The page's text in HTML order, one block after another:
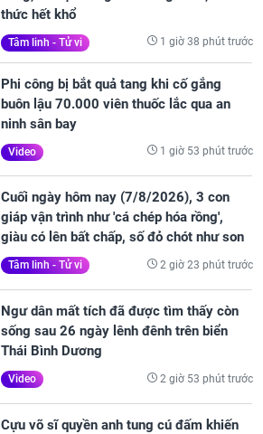
thức hết khổ
Tâm linh - Tử vi 1 giờ 38 phút trước
Phi công bị bắt quả tang khi cố gắng
buôn lậu 70.000 viên thuốc lắc qua an
ninh sân bay
Video 1 giờ 53 phút trước
Cuối ngày hôm nay (7/8/2026), 3 con
giáp vận trình như 'cá chép hóa rồng',
giàu có lên bất chấp, số đỏ chót như son
Tâm linh - Tử vi 2 giờ 23 phút trước
Ngư dân mất tích đã được tìm thấy còn
sống sau 26 ngày lênh đênh trên biển
Thái Bình Dương
Video 2 giờ 53 phút trước
Cựu võ sĩ quyền anh tung cú đấm khiến